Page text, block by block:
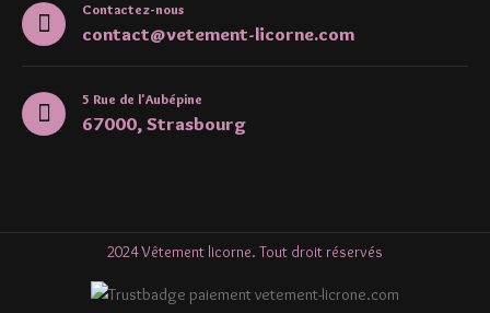
Contactez-nous
contact@vetement-licorne.com
5 Rue de l'Aubépine
67000, Strasbourg
2024 Vêtement licorne. Tout droit réservés